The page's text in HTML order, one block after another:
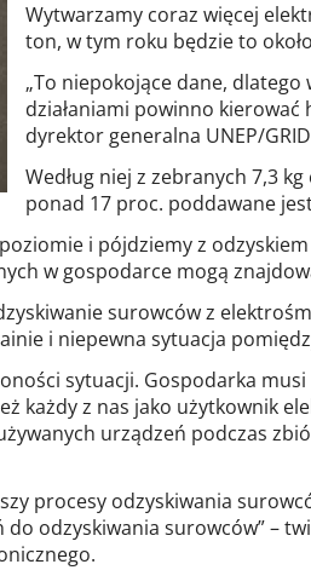
Wytwarzamy coraz więcej
ton, w tym roku będzie to
„To niepokojące dane,
działaniami powinno kierować
dyrektor generalna UNEP/
Według niej z zebranych 7,3
ponad 17 proc. poddawane
i pójdziemy z
w gospodarce mogą
surowców z
i niepewna sytuacja
sytuacji. Gospodarka
każdy z nas jako użytkownik
urządzeń podczas
procesy odzyskiwania
odzyskiwania surowców” –